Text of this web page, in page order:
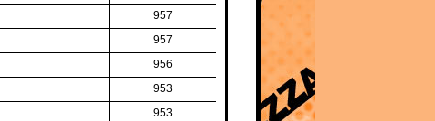
957
957
956
953
953